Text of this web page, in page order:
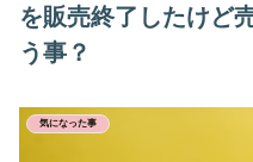
を販売終了したけど
う事？
気になった事